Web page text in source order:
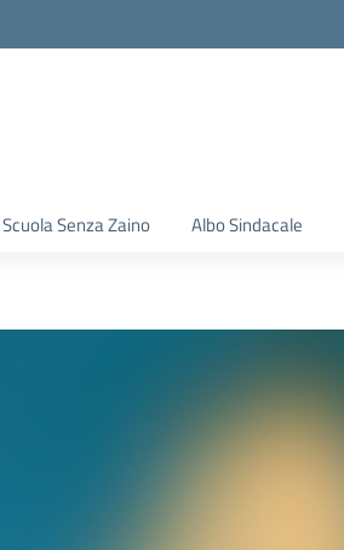
Scuola Senza Zaino Albo Sindacale